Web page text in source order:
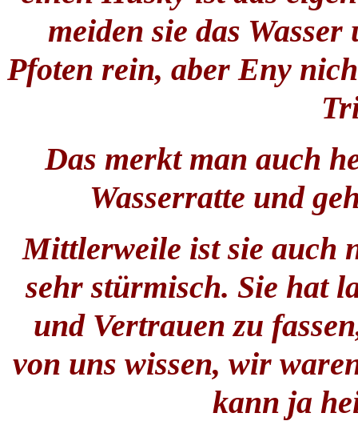
meiden sie das
Pfoten rein, aber Eny
Das merkt man auch
Wasserratte und
Mittlerweile ist sie auch
sehr stürmisch. Sie hat
und Vertrauen zu
von uns wissen, wir
kann ja